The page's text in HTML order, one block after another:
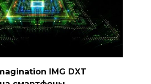
IMG DXT